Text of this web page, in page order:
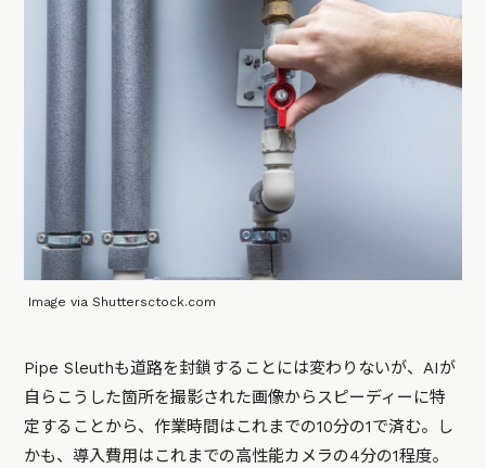
Image via Shuttersctock.com
Pipe Sleuthも道路を封鎖することには変わりないが、AIが
自らこうした箇所を撮影された画像からスピーディーに特
定することから、作業時間はこれまでの10分の1で済む。し
かも、導入費用はこれまでの高性能カメラの4分の1程度。